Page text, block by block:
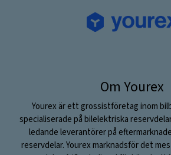
Om Yourex
Yourex är ett grossistföretag inom
specialiserade på bilelektriska
ledande leverantörer på
reservdelar. Yourex marknadsför det